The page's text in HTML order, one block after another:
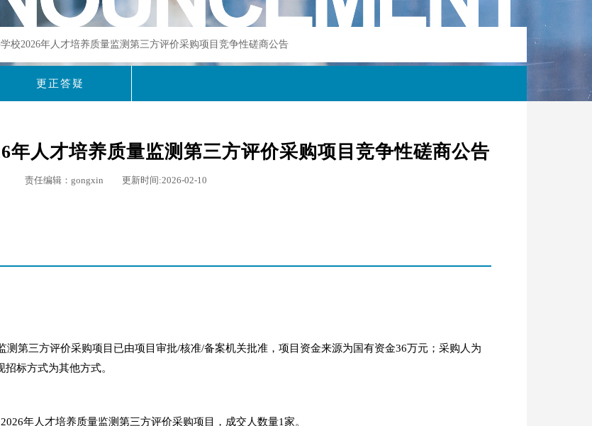
校2026年人才培养质量监测第三方评价采购项目竞争性磋商公告
更正答疑
年人才培养质量监测第三方评价采购项目竞争性磋商公告
责任编辑：gongxin 更新时间:2026-02-10
第三方评价采购项目已由项目审批/核准/备案机关批准，项目资金来源为国有资金36万元；采购人为
标方式为其他方式。
年人才培养质量监测第三方评价采购项目，成交人数量1家。